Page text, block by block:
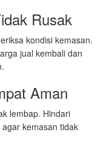
Rusak
kondisi kemasan.
jual kembali dan
Aman
lembap. Hindari
kemasan tidak